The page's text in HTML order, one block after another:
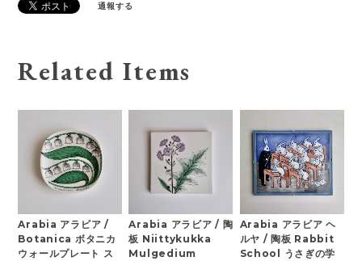
通報する
Related Items
Arabia アラビア /
Botanica ボタニカ
ウォールプレート ス
Arabia アラビア / 陶
板 Niittykukka
Mulgedium
Arabia アラビア ヘ
ルヤ / 陶板 Rabbit
School うさぎの学